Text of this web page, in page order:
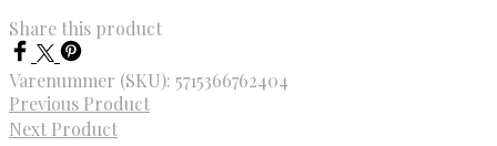
Share this product
Varenummer (SKU): 5715366762404
Previous Product
Next Product